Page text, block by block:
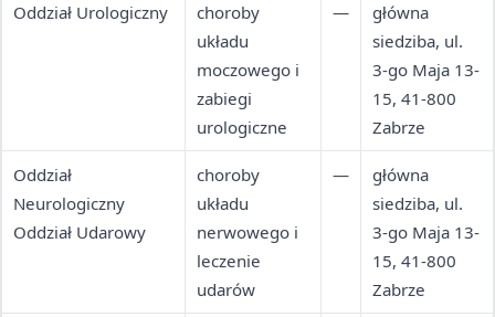
Oddział Urologiczny
choroby
układu
moczowego i
zabiegi
urologiczne
—
główna
siedziba, ul.
3-go Maja 13-
15, 41-800
Zabrze
Oddział
Neurologiczny
Oddział Udarowy
choroby
układu
nerwowego i
leczenie
udarów
—
główna
siedziba, ul.
3-go Maja 13-
15, 41-800
Zabrze